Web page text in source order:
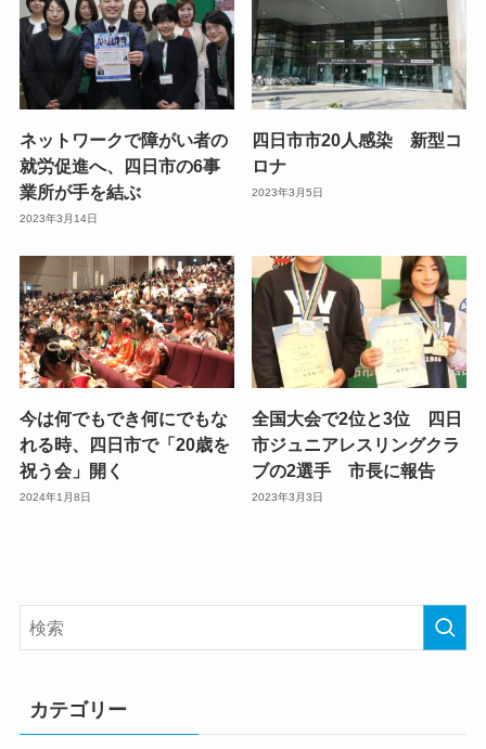
ネットワークで障がい者の
就労促進へ、四日市の6事
業所が手を結ぶ
2023年3月14日
四日市市20人感染 新型コ
ロナ
2023年3月5日
今は何でもでき何にでもな
れる時、四日市で「20歳を
祝う会」開く
2024年1月8日
全国大会で2位と3位 四日
市ジュニアレスリングクラ
ブの2選手 市長に報告
2023年3月3日
カテゴリー